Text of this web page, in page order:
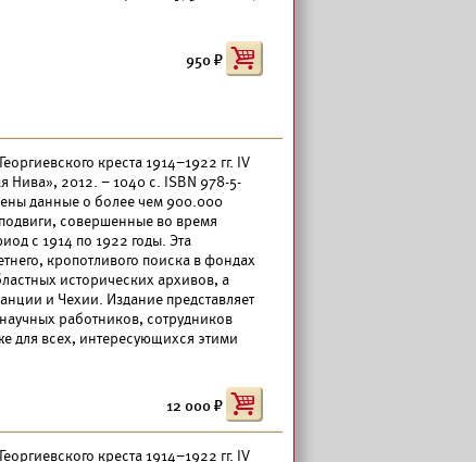
950
креста 1914–1922 гг. IV
2012. – 1040 с. ISBN 978-5-
данные о более чем 900.000
совершенные во время
с 1914 по 1922 годы. Эта
кропотливого поиска в фондах
исторических архивов, а
и Чехии. Издание представляет
работников, сотрудников
для всех, интересующихся этими
12 000
креста 1914–1922 гг. IV